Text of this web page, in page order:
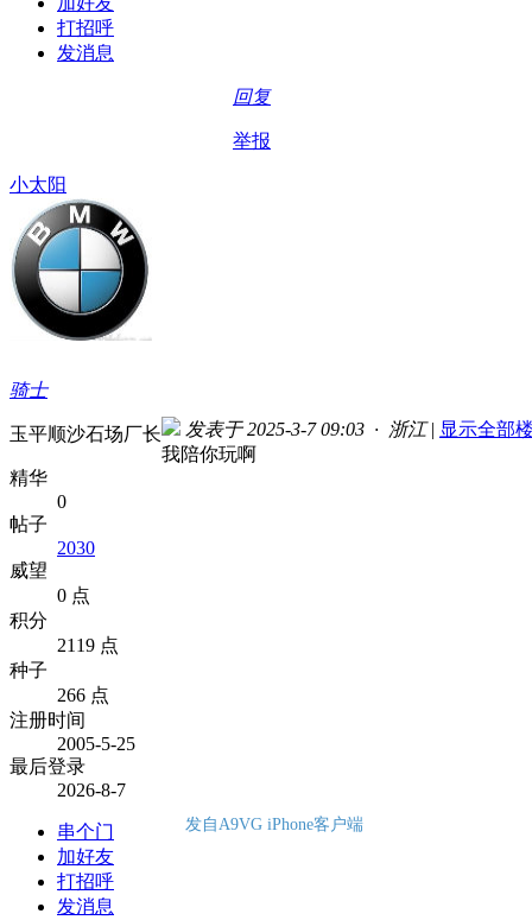
打招呼
发消息
回复
举报
小太阳
骑士
玉平顺沙石场厂长
精华
0
帖子
2030
威望
0 点
积分
2119 点
种子
266 点
注册时间
2005-5-25
最后登录
2026-8-7
串个门
加好友
打招呼
发消息
发表于 2025-3-7 09:03 · 浙江 | 显示全部
我陪你玩啊
发自A9VG iPhone客户端